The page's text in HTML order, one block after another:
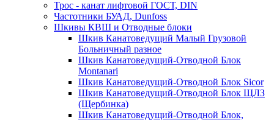
Трос - канат лифтовой ГОСТ, DIN
Частотники БУАД, Dunfoss
Шкивы КВШ и Отводные блоки
Шкив Канатоведущий Малый Грузовой
Больничный разное
Шкив Канатоведущий-Отводной Блок
Montanari
Шкив Канатоведущий-Отводной Блок Sicor
Шкив Канатоведущий-Отводной Блок ЩЛЗ
(Щербинка)
Шкив Канатоведущий-Отводной Блок,